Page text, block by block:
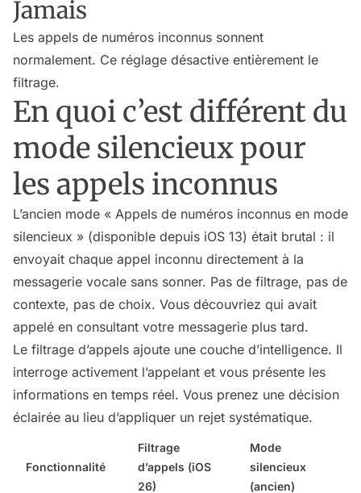
Jamais
Les appels de numéros inconnus sonnent
normalement. Ce réglage désactive entièrement le
filtrage.
En quoi c’est différent du
mode silencieux pour
les appels inconnus
L’ancien mode « Appels de numéros inconnus en mode
silencieux » (disponible depuis iOS 13) était brutal : il
envoyait chaque appel inconnu directement à la
messagerie vocale sans sonner. Pas de filtrage, pas de
contexte, pas de choix. Vous découvriez qui avait
appelé en consultant votre messagerie plus tard.
Le filtrage d’appels ajoute une couche d’intelligence. Il
interroge activement l’appelant et vous présente les
informations en temps réel. Vous prenez une décision
éclairée au lieu d’appliquer un rejet systématique.
Fonctionnalité
Filtrage
d’appels (iOS
26)
Mode
silencieux
(ancien)